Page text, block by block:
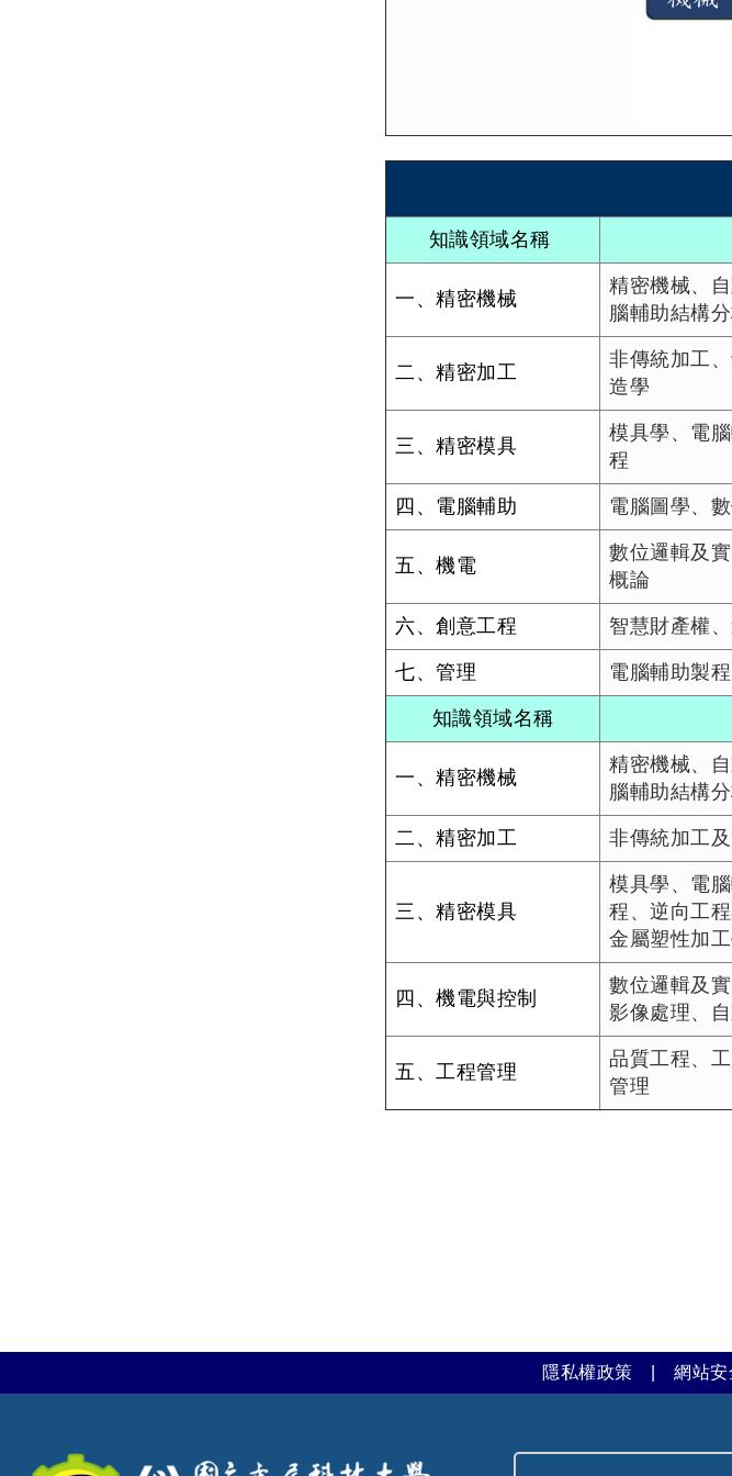
知識領域名稱
一、精密機械
精密機械、
腦輔助結構
二、精密加工
非傳統加工
造學
三、精密模具
模具學、電
程
四、電腦輔助 電腦圖學、
五、機電
數位邏輯及
概論
六、創意工程 智慧財產權
七、管理 電腦輔助製
知識領域名稱
一、精密機械
精密機械、
腦輔助結構
二、精密加工 非傳統加工
三、精密模具
模具學、電
程、逆向工
金屬塑性加
四、機電與控制
數位邏輯及
影像處理、
五、工程管理
品質工程、
管理
隱私權政策 |網站